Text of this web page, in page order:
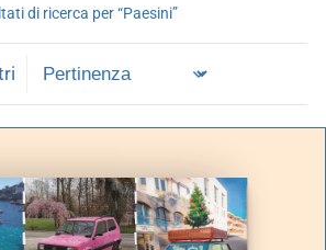
di ricerca per “Paesini”